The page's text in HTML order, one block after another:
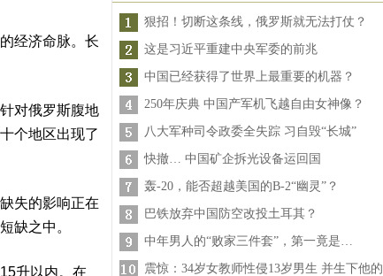
经济命脉。长
对俄罗斯腹地
个地区出现了
失的影响正在
缺之中。
升以内。在
狠招！切断这条线，俄罗斯就无法打仗？
这是习近平重建中央军委的前兆
中国已经获得了世界上最重要的机器？
250年庆典 中国产军机飞越自由女神像？
八大军种司令政委全失踪 习自毁“长城”
快撤… 中国矿企拆光设备运回国
轰-20，能否超越美国的B-2“幽灵”？
巴铁放弃中国防空改投土耳其？
中年男人的“败家三件套”，第一竟是…
震惊：34岁女教师性侵13岁男生 并生下他的